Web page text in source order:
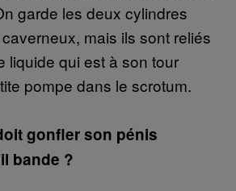
garde les deux cylindres
mais ils sont reliés
liquide qui est à son tour
pompe dans le scrotum.
gonfler son pénis
bande ?